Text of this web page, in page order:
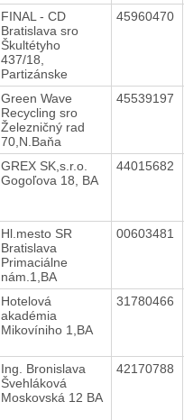
FINAL - CD
Bratislava sro
Škultétyho
437/18,
Partizánske
45960470
Green Wave
Recycling sro
Železničný rad
70,N.Baňa
45539197
GREX SK,s.r.o.
Gogoľova 18, BA
44015682
Hl.mesto SR
Bratislava
Primaciálne
nám.1,BA
00603481
Hotelová
akadémia
Mikovíniho 1,BA
31780466
Ing. Bronislava
Švehláková
Moskovská 12 BA
42170788